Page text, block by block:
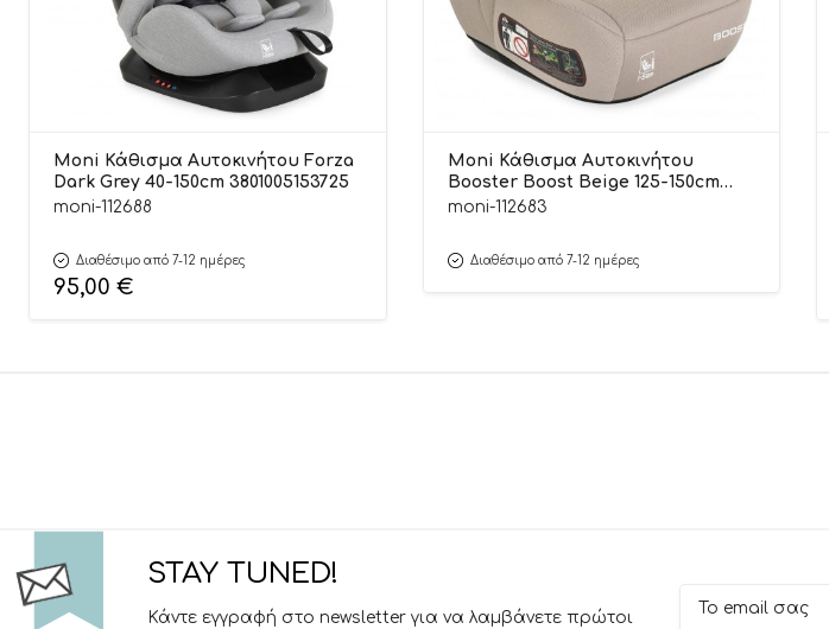
Moni Κάθισμα Αυτοκινήτου Forza
Dark Grey 40-150cm 3801005153725
moni-112688
Διαθέσιμο από 7-12 ημέρες
95,00 €
Moni Κάθισμα Αυτοκινήτου
Booster Boost Beige 125-150cm
3801005153749
moni-112683
Διαθέσιμο από 7-12 ημέρες
STAY TUNED!
Κάντε εγγραφή στο newsletter για να λαμβάνετε πρώτοι